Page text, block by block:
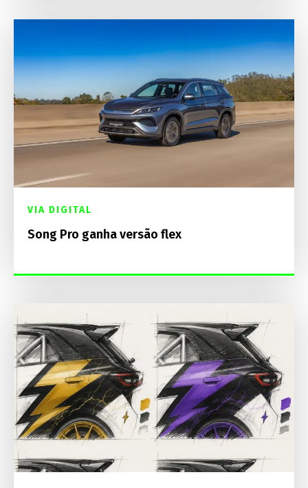
VIA DIGITAL
Song Pro ganha versão flex